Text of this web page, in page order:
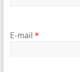
E-mail *